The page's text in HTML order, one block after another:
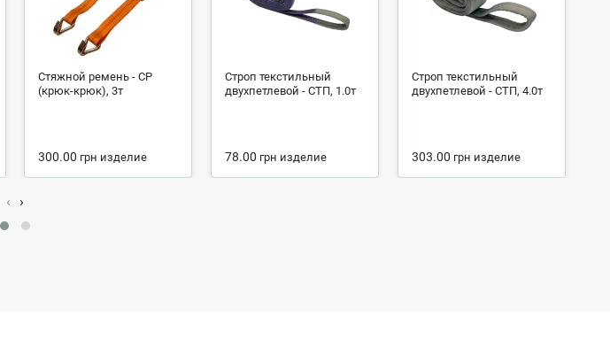
Стяжной ремень - СР
(крюк-крюк), 3т
300.00 грн изделие
Строп текстильный
двухпетлевой - СТП, 1.0т
78.00 грн изделие
Строп текстильный
двухпетлевой - СТП, 4.0т
303.00 грн изделие
‹ ›